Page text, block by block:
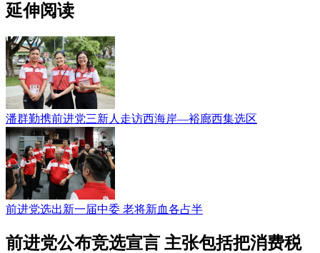
延伸阅读
潘群勤携前进党三新人走访西海岸—裕廊西集选区
前进党选出新一届中委 老将新血各占半
前进党公布竞选宣言 主张包括把消费税